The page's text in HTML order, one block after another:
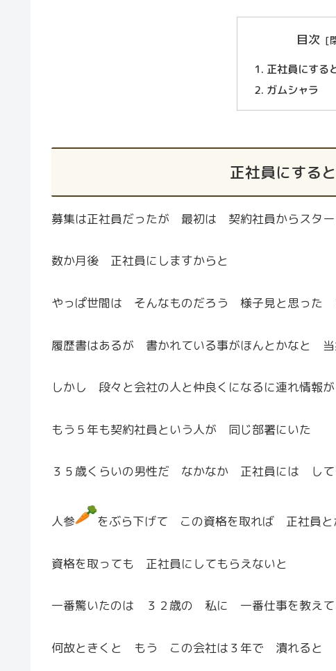
目次
正社員にする
ガムシャラ
正社員にする
募集は正社員だったが 最初は 契約社員からスター
数か月後 正社員にしますからと
やっぱ世間は そんなものだろう 様子見と思った
履歴書はあるが 書かれている事がほんとかなと 当
しかし 段々と会社の人と仲良くになるに連れ情報
もう５年も契約社員という人が 同じ部署にいた
３５歳くらいの男性だ なかなか 正社員には して
人参 をぶら下げて この資格を取れば 正社員
資格を取っても 正社員にしてもらえないと
一番驚いたのは ３２歳の 私に 一番仕事を教えて
何故ときくと もう この会社は３年で 潰れると